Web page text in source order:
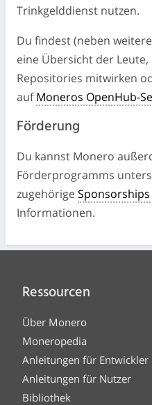
Trinkgelddienst nutzen.
Du findest (neben
eine Übersicht der
Repositories mitwirken
aufMoneros OpenHub-
Förderung
Du kannst Monero
Förderprogramms
zugehörige
Informationen.
Ressourcen
Über Monero
Moneropedia
Anleitungen für Entwickler
Anleitungen für Nutzer
Bibliothek